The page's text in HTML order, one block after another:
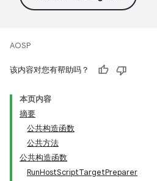
AOSP
该内容对您有帮助吗？
本页内容
摘要
公共构造函数
公共方法
公共构造函数
RunHostScriptTargetPreparer